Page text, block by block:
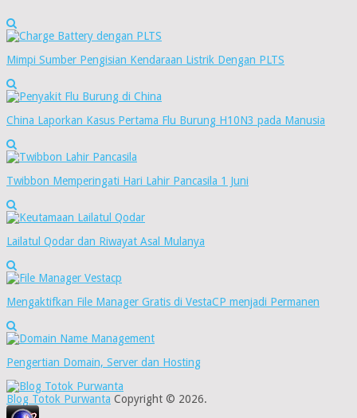
Mimpi Sumber Pengisian Kendaraan Listrik Dengan PLTS
China Laporkan Kasus Pertama Flu Burung H10N3 pada Manusia
Twibbon Memperingati Hari Lahir Pancasila 1 Juni
Lailatul Qodar dan Riwayat Asal Mulanya
Mengaktifkan File Manager Gratis di VestaCP menjadi Permanen
Pengertian Domain, Server dan Hosting
Blog Totok Purwanta Copyright © 2026.